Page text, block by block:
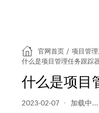
官网首页 / 项目管
什么是项目管理任务跟踪
什么是项目
2023-02-07 217 阅读